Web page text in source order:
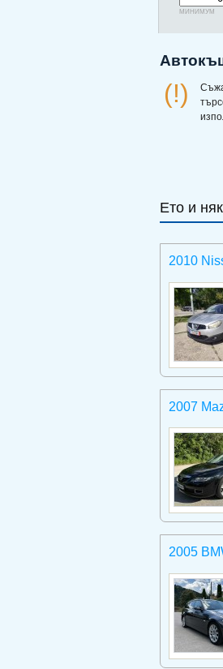
минимум
(!)
Ето и
2010
2007
2005